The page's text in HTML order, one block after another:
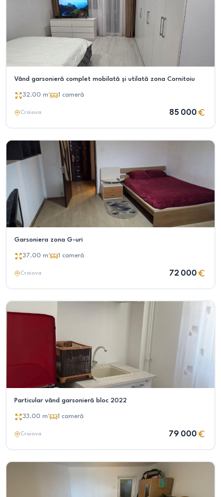
Vând garsonieră complet mobilată și utilată zona Cornitoiu
32.00 m² 1 cameră
Craiova 85 000
Garsoniera zona G-uri
37.00 m² 1 cameră
Craiova 72 000
Particular vând garsonieră bloc 2022
33.00 m² 1 cameră
Craiova 79 000